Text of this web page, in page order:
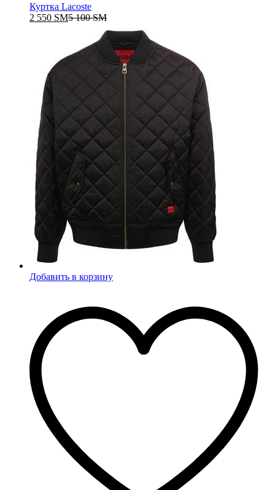
Куртка Lacoste
2 550 ЅМ5 100ЅМ
Добавить в корзину